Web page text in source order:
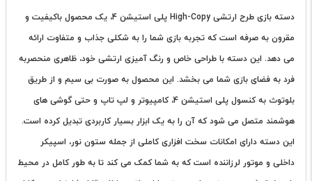
دسته بازی طرح ارتشی High-Copy پلی استیشن 4، یک محصول باکیفیت و
مقرون به صرفه است که تجربه بازی شما را به شکلی جذاب و متفاوت ارائه
می دهد. این دسته با طراحی خاص و رنگ آمیزی ارتشی خود، ظاهری منحصربه
فرد به فضای بازی شما می بخشد. این محصول به صورت بی سیم و از طریق
بلوتوث به کنسول پلی استیشن 4، کامپیوتر و لپ تاپ و حتی گوشی های
هوشمند متصل می شود که آن را به یک ابزار بسیار کاربردی تبدیل کرده است.
این دسته دارای امکانات سخت افزاری کاملی از جمله ستون نور، اسپیکر
داخلی و موتور لرزاننده است که به شما کمک می کند تا به طور کامل در محیط